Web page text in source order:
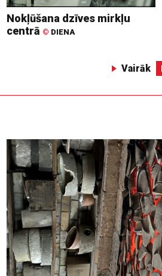
Nokļūšana dzīves mirkļu
centrā © DIENA
Vairāk